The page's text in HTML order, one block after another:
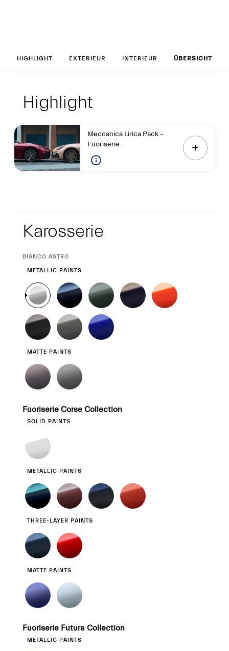
Set up your
HIGHLIGHT EXTERIEUR INTERIEUR ÜBERSICHT
Highlight
Highlight
Meccanica Lirica Pack -
Fuoriserie
Karosserie
CURRENT
BIANCO ASTRO
METALLIC PAINTS
MATTE PAINTS
Fuoriserie Corse Collection
SOLID PAINTS
METALLIC PAINTS
THREE-LAYER PAINTS
MATTE PAINTS
Fuoriserie Futura Collection
METALLIC PAINTS